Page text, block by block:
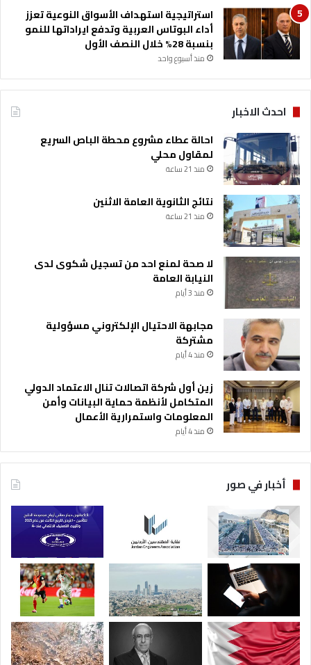
استراتيجية استهداف الأسواق النوعية تعزز
أداء البوتاس العربية وتدفع ايراداتها للنمو
بنسبة 28% خلال النصف الأول
منذ أسبوع واحد
احدث الاخبار
احالة عطاء مشروع محطة الباص السريع
لمقاول محلي
منذ 21 ساعة
نتائج الثانوية العامة الاثنين
منذ 21 ساعة
لا صحة لمنع احد من تسجيل شكوى لدى
النيابة العامة
منذ 3 أيام
مجابهة الاحتيال الإلكتروني مسؤولية
مشتركة
منذ 4 أيام
زين أول شركة اتصالات تنال الاعتماد الدولي
المتكامل لأنظمة حماية البيانات وأمن
المعلومات واستمرارية الأعمال
منذ 4 أيام
أخبار في صور